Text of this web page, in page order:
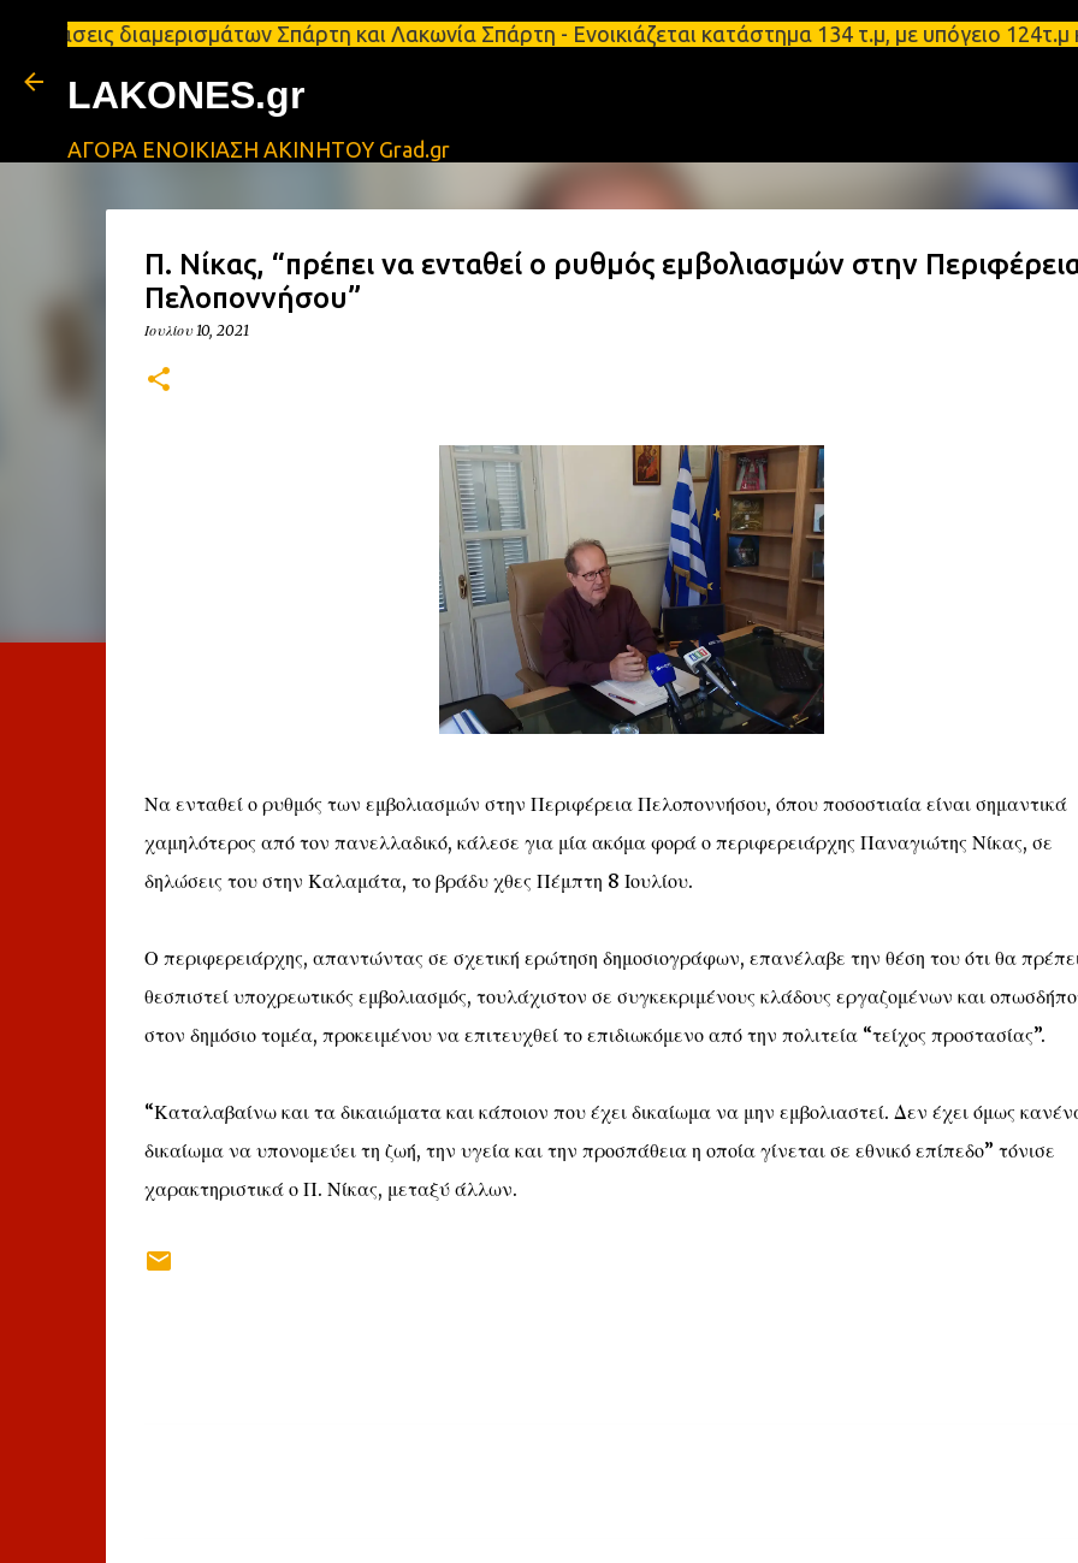
Μετάβαση στο κύριο περιεχόμενο
διαμερισμάτων Σπάρτη και Λακωνία Σπάρτη - Ενοικιάζεται κατάστημα 134 τ.μ, με υπόγειο 124τ.μ
LAKONES.gr
ΑΓΟΡΑ ΕΝΟΙΚΙΑΣΗ ΑΚΙΝΗΤΟΥ Grad.gr
Π. Νίκας, “πρέπει να ενταθεί ο ρυθμός εμβολιασμών στην
Πελοποννήσου”
Ιουλίου 10, 2021
Να ενταθεί ο ρυθμός των εμβολιασμών στην Περιφέρεια Πελοποννήσου, όπου ποσοστιαία είναι σημαντικά
χαμηλότερος από τον πανελλαδικό, κάλεσε για μία ακόμα φορά ο περιφερειάρχης Παναγιώτης Νίκας, σε
δηλώσεις του στην Καλαμάτα, το βράδυ χθες Πέμπτη 8 Ιουλίου.
Ο περιφερειάρχης, απαντώντας σε σχετική ερώτηση δημοσιογράφων, επανέλαβε την θέση του ότι θα
θεσπιστεί υποχρεωτικός εμβολιασμός, τουλάχιστον σε συγκεκριμένους κλάδους εργαζομένων και
στον δημόσιο τομέα, προκειμένου να επιτευχθεί το επιδιωκόμενο από την πολιτεία “τείχος προστασίας”.
“Καταλαβαίνω και τα δικαιώματα και κάποιον που έχει δικαίωμα να μην εμβολιαστεί. Δεν έχει όμως
δικαίωμα να υπονομεύει τη ζωή, την υγεία και την προσπάθεια η οποία γίνεται σε εθνικό επίπεδο” τόνισε
χαρακτηριστικά ο Π. Νίκας, μεταξύ άλλων.